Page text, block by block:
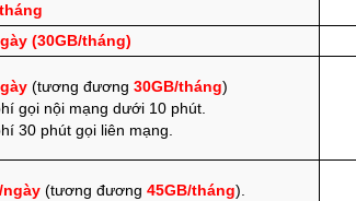
(30GB/tháng)
(tương đương 30GB/tháng)
gọi nội mạng dưới 10 phút.
30 phút gọi liên mạng.
ngày (tương đương 45GB/tháng).